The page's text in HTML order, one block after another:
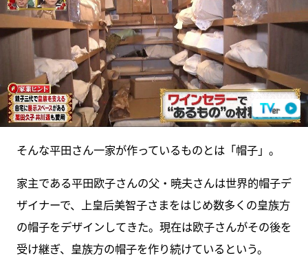
そんな平田さん一家が作っているものとは「帽子」。
家主である平田欧子さんの父・暁夫さんは世界的帽子デ
ザイナーで、上皇后美智子さまをはじめ数多くの皇族方
の帽子をデザインしてきた。現在は欧子さんがその後を
受け継ぎ、皇族方の帽子を作り続けているという。